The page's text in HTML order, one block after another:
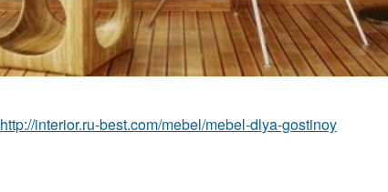
http://interior.ru-best.com/mebel/mebel-dlya-gostinoy